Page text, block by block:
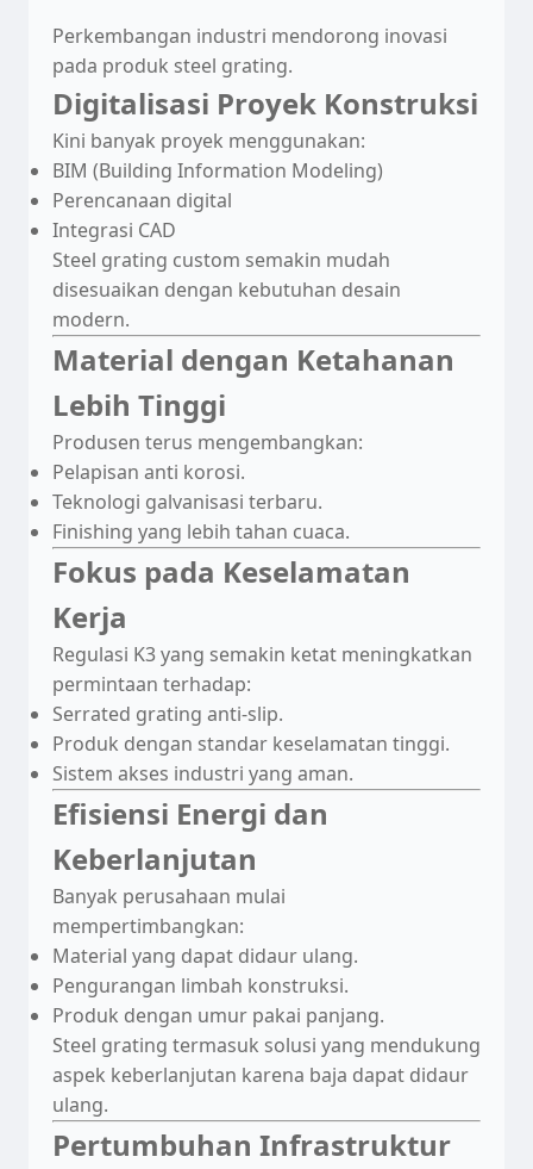
Perkembangan industri mendorong inovasi
pada produk steel grating.
Digitalisasi Proyek Konstruksi
Kini banyak proyek menggunakan:
BIM (Building Information Modeling)
Perencanaan digital
Integrasi CAD
Steel grating custom semakin mudah
disesuaikan dengan kebutuhan desain
modern.
Material dengan Ketahanan
Lebih Tinggi
Produsen terus mengembangkan:
Pelapisan anti korosi.
Teknologi galvanisasi terbaru.
Finishing yang lebih tahan cuaca.
Fokus pada Keselamatan
Kerja
Regulasi K3 yang semakin ketat meningkatkan
permintaan terhadap:
Serrated grating anti-slip.
Produk dengan standar keselamatan tinggi.
Sistem akses industri yang aman.
Efisiensi Energi dan
Keberlanjutan
Banyak perusahaan mulai
mempertimbangkan:
Material yang dapat didaur ulang.
Pengurangan limbah konstruksi.
Produk dengan umur pakai panjang.
Steel grating termasuk solusi yang mendukung
aspek keberlanjutan karena baja dapat didaur
ulang.
Pertumbuhan Infrastruktur